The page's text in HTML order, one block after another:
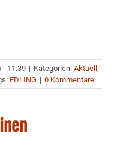
- 11:39 | Kategorien: Aktuell ,
EDLING | 0 Kommentare